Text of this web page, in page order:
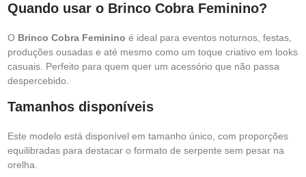
Quando usar o Brinco Cobra Feminino?
O Brinco Cobra Feminino é ideal para eventos noturnos, festas,
produções ousadas e até mesmo como um toque criativo em looks
casuais. Perfeito para quem quer um acessório que não passa
despercebido.
Tamanhos disponíveis
Este modelo está disponível em tamanho único, com proporções
equilibradas para destacar o formato de serpente sem pesar na
orelha.